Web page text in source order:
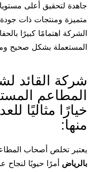
جاهدة لتحقيق أعلى
متميزة ومنتجات ذات جودة
الشركة اهتمامًا كبيرًا
المستعملة بشكل صحيح
شركة القائد
المطاعم
خيارًا مثاليًا
منها:
يعتبر تخلص أصحاب
بالرياض أمرًا حيويًا